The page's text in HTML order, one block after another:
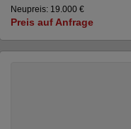
Neupreis: 19.000 €
Preis auf Anfrage